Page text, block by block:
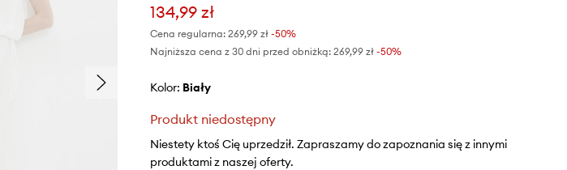
134,99 zł
Cena regularna: 269,99 zł-50%
Najniższa cena z 30 dni przed obniżką: 269,99 zł -50%
Kolor: biały
Produkt niedostępny
Niestety ktoś Cię uprzedził. Zapraszamy do zapoznania się z innymi
produktami z naszej oferty.